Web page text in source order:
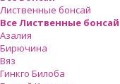
Лиственные бонсай
Все Лиственные бонсай
Азалия
Бирючина
Вяз
Гинкго Билоба